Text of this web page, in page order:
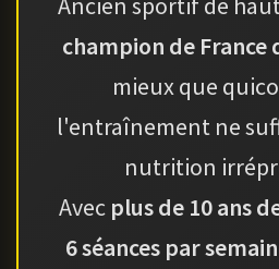
champion de France
mieux que
l'entraînement ne
nutrition
Avec plus de 10 ans
6 séances par